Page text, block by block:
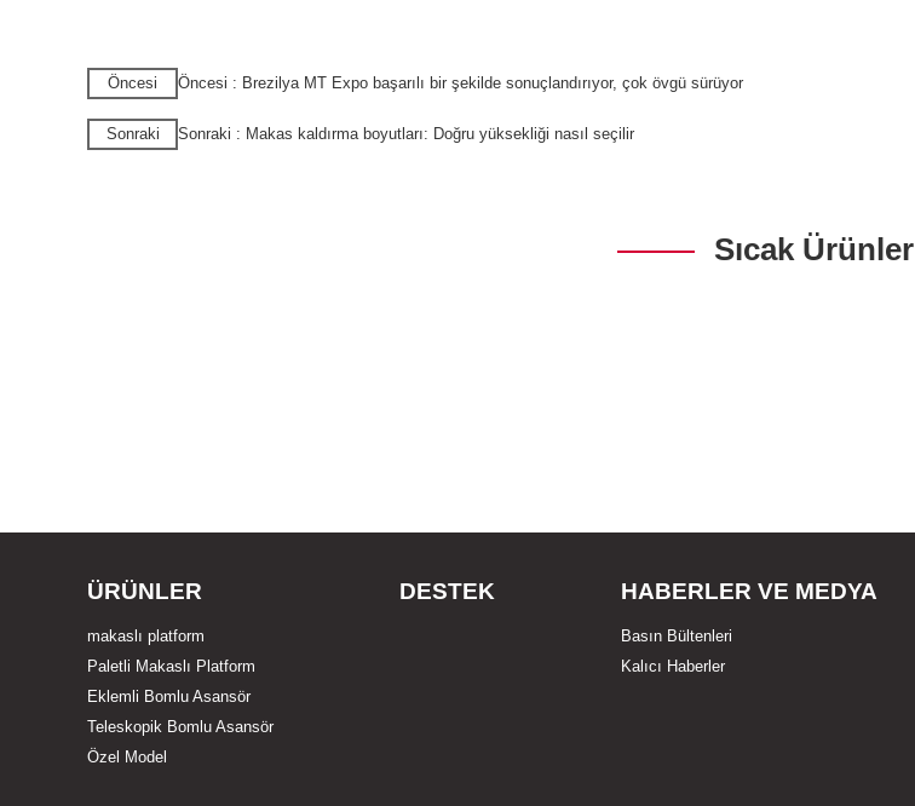
Öncesi Öncesi : Brezilya MT Expo başarılı bir şekilde sonuçlandırıyor, çok övgü sürüyor
Sonraki Sonraki : Makas kaldırma boyutları: Doğru yüksekliği nasıl seçilir
Sıcak Ürünler
ÜRÜNLER
makaslı platform
Paletli Makaslı Platform
Eklemli Bomlu Asansör
Teleskopik Bomlu Asansör
Özel Model
DESTEK HABERLER VE MEDYA
Basın Bültenleri
Kalıcı Haberler